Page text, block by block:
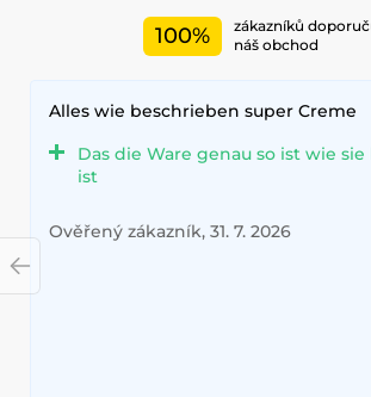
100%
zákazníků
náš obchod
Alles wie beschrieben super Creme
Das die Ware genau so ist wie
ist
Ověřený zákazník, 31. 7. 2026